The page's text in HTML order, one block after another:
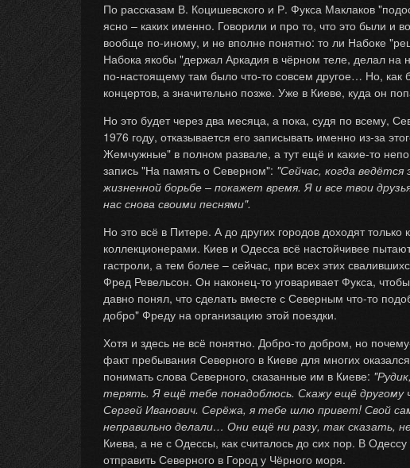
По рассказам В. Коцишевского и Р. Фукса Маклаков
ясно – каких именно. Говорили и про то, что это были
вообще по-иному, и не вполне понятно: то ли Набоке
Набока якобы "держал Аркадия в чёрном теле, делал на
по-настоящему там было что-то совсем другое… Но, как
концертов, а значительно позже. Уже в Киеве, куда он
Но это будет через два месяца, а пока, судя по всему,
1976 году, отказывается его записывать именно из-за
Жемчужные" в полном развале, а тут ещё и какие-то
запись "На память о Северном": "Сейчас, когда
жизненной борьбе – покажет время. Я и все твои
нас снова своими песнями".
Но это всё в Питере. А до других городов доходят
коллекционерами. Киев и Одесса всё настойчивее
гастроли, а тем более – сейчас, при всех этих
Фред Ревельсон. Он наконец-то уговаривает Фукса,
давно понял, что сделать вместе с Северным что-то
добро" Фреду на организацию этой поездки.
Хотя и здесь не всё понятно. Добро-то добром, но
факт пребывания Северного в Киеве для многих
понимать слова Северного, сказанные им в Киеве:
терять. Я ещё тебе понадоблюсь. Скажу ещё другому
Сергей Иванович. Серёжа, я тебе шлю привет! Свой
неправильно делали… Они ещё ни разу, так сказать,
Киева, а не с Одессы, как считалось до сих пор. В
отправить Северного в Город у Чёрного моря.